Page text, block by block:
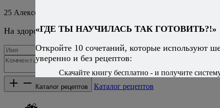
25 Алексей Онегин
На здоровье!
Добавить комментарий
Каталог рецептов Каталог рецептов
«ГДЕ ТЫ НАУЧИЛАСЬ ТАК ГОТОВИТЬ?!»
Откройте 10 сочетаний, которые используют
уверенно и без рецептов:
Скачайте книгу бесплатно - и получите